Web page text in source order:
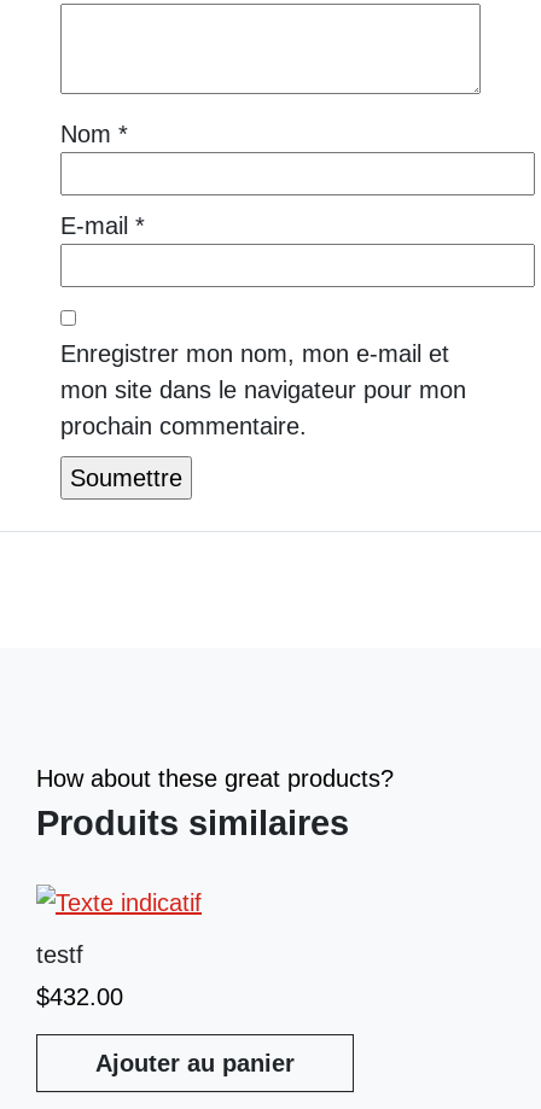
Nom *
E-mail *
Enregistrer mon nom, mon e-mail et
mon site dans le navigateur pour mon
prochain commentaire.
How about these great products?
Produits similaires
testf
$432.00
Ajouter au panier